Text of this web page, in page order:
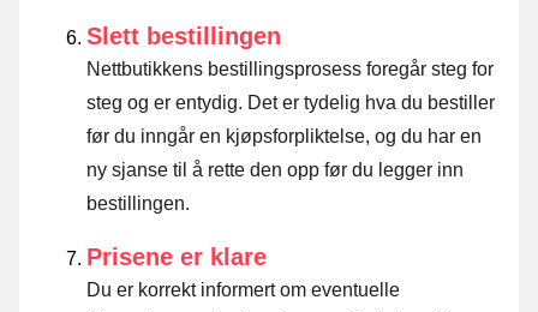
Slett bestillingen
Nettbutikkens bestillingsprosess foregår steg for
steg og er entydig. Det er tydelig hva du bestiller
før du inngår en kjøpsforpliktelse, og du har en
ny sjanse til å rette den opp før du legger inn
bestillingen.
Prisene er klare
Du er korrekt informert om eventuelle